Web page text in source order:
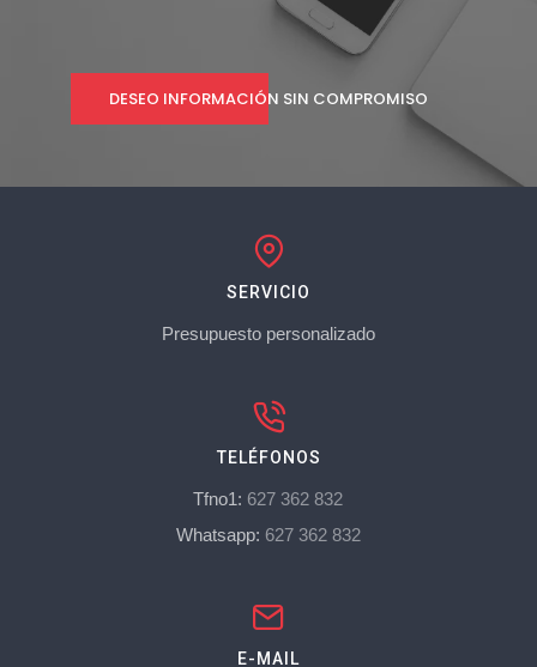
DESEO INFORMACIÓN SIN COMPROMISO
SERVICIO
Presupuesto personalizado
TELÉFONOS
Tfno1: 627 362 832
Whatsapp: 627 362 832
E-MAIL